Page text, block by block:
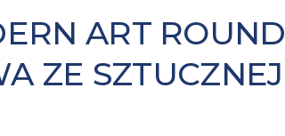
ART ROUND
ZE SZTUCZNEJ